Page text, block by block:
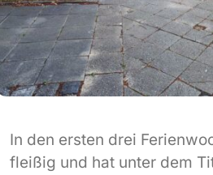
In den ersten drei
fleißig und hat unter dem